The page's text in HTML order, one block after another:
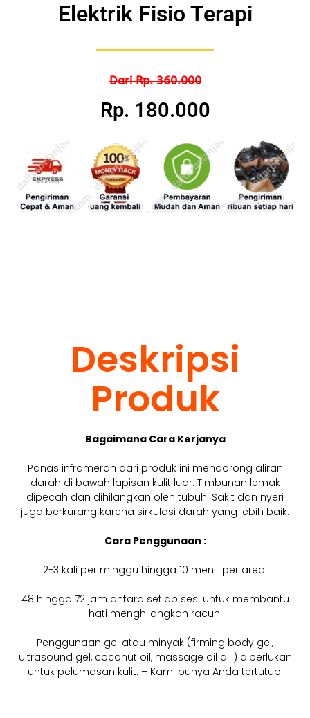
Elektrik Fisio Terapi
Dari Rp. 360.000
Rp. 180.000
Deskripsi
Produk
Bagaimana Cara Kerjanya
Panas inframerah dari produk ini mendorong aliran
darah di bawah lapisan kulit luar. Timbunan lemak
dipecah dan dihilangkan oleh tubuh. Sakit dan nyeri
juga berkurang karena sirkulasi darah yang lebih baik.
Cara Penggunaan :
2-3 kali per minggu hingga 10 menit per area.
48 hingga 72 jam antara setiap sesi untuk membantu
hati menghilangkan racun.
Penggunaan gel atau minyak (firming body gel,
ultrasound gel, coconut oil, massage oil dll.) diperlukan
untuk pelumasan kulit. – Kami punya Anda tertutup.